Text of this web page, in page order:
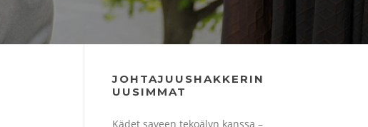
JOHTAJUUSHAKKERIN
UUSIMMAT
Kädet saveen tekoälyn kanssa –